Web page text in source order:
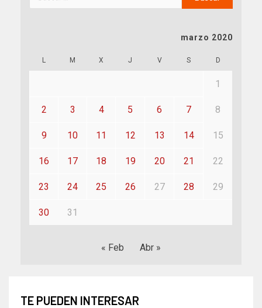
marzo 2020
L M X J V S D
1
2 3 4 5 6 7 8
9 10 11 12 13 14 15
16 17 18 19 20 21 22
23 24 25 26 27 28 29
30 31
« Feb Abr »
TE PUEDEN INTERESAR